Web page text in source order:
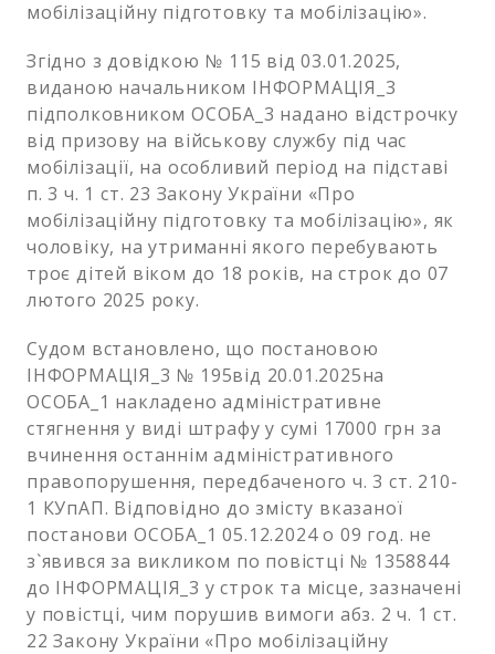
мобілізаційну підготовку та мобілізацію».
Згідно з довідкою № 115 від 03.01.2025,
виданою начальником ІНФОРМАЦІЯ_3
підполковником ОСОБА_3 надано відстрочку
від призову на військову службу під час
мобілізації, на особливий період на підставі
п. 3 ч. 1 ст. 23 Закону України «Про
мобілізаційну підготовку та мобілізацію», як
чоловіку, на утриманні якого перебувають
троє дітей віком до 18 років, на строк до 07
лютого 2025 року.
Судом встановлено, що постановою
ІНФОРМАЦІЯ_3 № 195від 20.01.2025на
ОСОБА_1 накладено адміністративне
стягнення у виді штрафу у сумі 17000 грн за
вчинення останнім адміністративного
правопорушення, передбаченого ч. 3 ст. 210-
1 КУпАП. Відповідно до змісту вказаної
постанови ОСОБА_1 05.12.2024 о 09 год. не
з`явився за викликом по повістці № 1358844
до ІНФОРМАЦІЯ_3 у строк та місце, зазначені
у повістці, чим порушив вимоги абз. 2 ч. 1 ст.
22 Закону України «Про мобілізаційну